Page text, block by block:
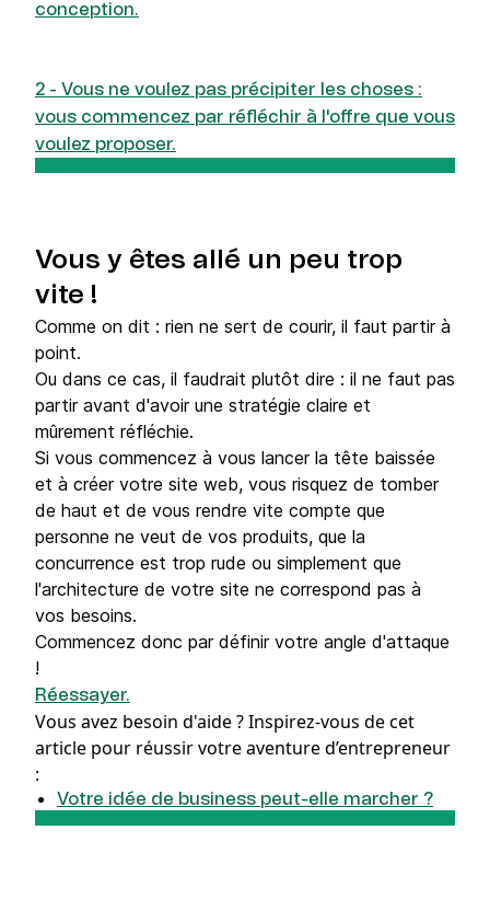
conception.
2 - Vous ne voulez pas précipiter les choses :
vous commencez par réfléchir à l'offre que vous
voulez proposer.
Vous y êtes allé un peu trop
vite !
Comme on dit : rien ne sert de courir, il faut partir à
point.
Ou dans ce cas, il faudrait plutôt dire : il ne faut pas
partir avant d'avoir une stratégie claire et
mûrement réfléchie.
Si vous commencez à vous lancer la tête baissée
et à créer votre site web, vous risquez de tomber
de haut et de vous rendre vite compte que
personne ne veut de vos produits, que la
concurrence est trop rude ou simplement que
l'architecture de votre site ne correspond pas à
vos besoins.
Commencez donc par définir votre angle d'attaque
!
Réessayer.
Vous avez besoin d'aide ?Inspirez-vous de cet
article pour réussir votre aventure d’entrepreneur
:
Votre idée de business peut-elle marcher ?